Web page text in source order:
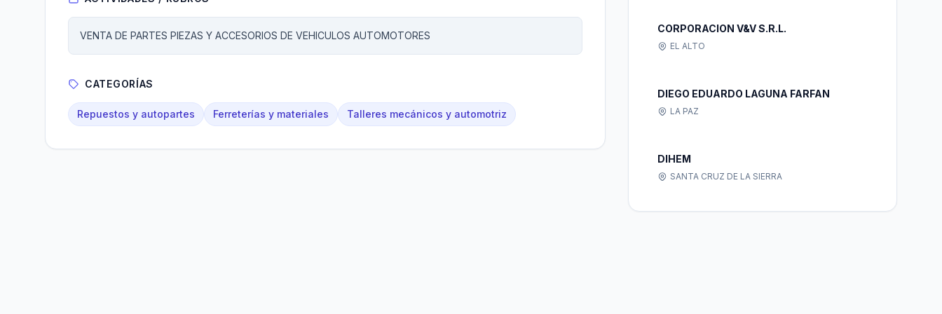
VENTA DE PARTES PIEZAS Y ACCESORIOS DE VEHICULOS AUTOMOTORES
CATEGORÍAS
Repuestos y autopartes Ferreterías y materiales Talleres mecánicos y automotriz
CORPORACION V&V S.R.L.
EL ALTO
DIEGO EDUARDO LAGUNA FARFAN
LA PAZ
DIHEM
SANTA CRUZ DE LA SIERRA